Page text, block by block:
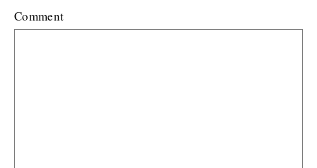
Comment